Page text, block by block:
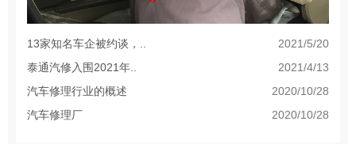
2021/5/20
13家知名车企被约谈，..
2021/4/13
泰通汽修入围2021年..
2020/10/28
汽车修理行业的概述
2020/10/28
汽车修理厂